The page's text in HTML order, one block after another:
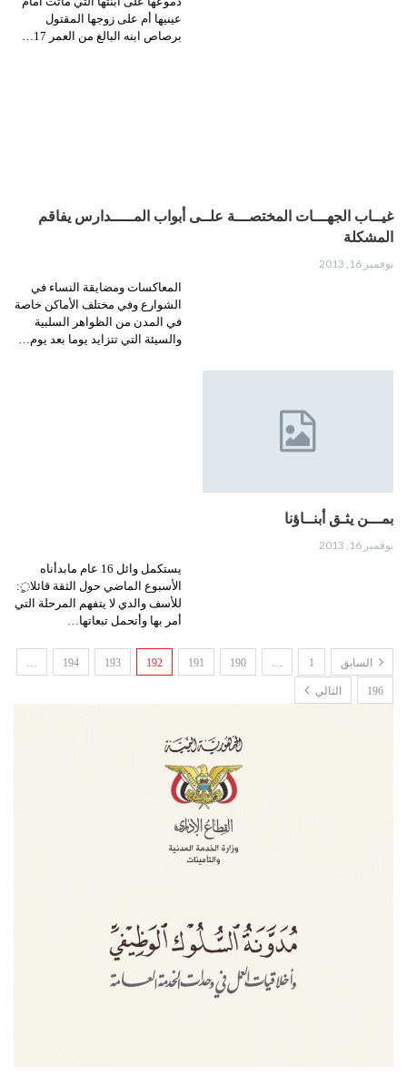
عينيها أم على زوجها المقتول
برصاص ابنه البالغ من العمر 17…
غيــاب الجهـــات المختصـــة علــى أبواب المـــــدارس يفاقم
المشكلة
نوفمبر 16, 2013
المعاكسات ومضايقة النساء في
الشوارع وفي مختلف الأماكن خاصة
في المدن من الظواهر السلبية
والسيئة التي تتزايد يوما بعد يوم…
بمـــن يثـق أبنــاؤنا
نوفمبر 16, 2013
يستكمل وائل 16 عام مابدأناه
الأسبوع الماضي حول الثقة قائلا◌ٍ:
للأسف والدي لا يتفهم المرحلة التي
أمر بها وأتحمل تبعاتها…
السابق 1
…
190
191
192
193
194
…
196 التالي